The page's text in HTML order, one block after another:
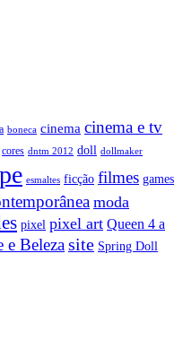
boneca cinema cinema e tv
cores dntm 2012 doll dollmaker
esmaltes ficção filmes games
moda
pixel pixel art Queen 4 a
e Belezasite Spring Doll